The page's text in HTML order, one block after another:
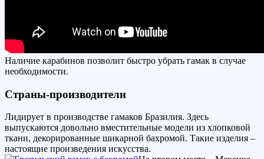
Наличие карабинов позволит быстро убрать гамак в случае
необходимости.
Страны-производители
Лидирует в производстве гамаков Бразилия. Здесь
выпускаются довольно вместительные модели из хлопковой
ткани, декорированные шикарной бахромой. Такие изделия –
настоящие произведения искусства.